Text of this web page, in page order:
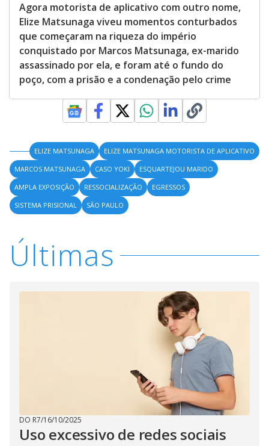
Agora motorista de aplicativo com outro nome,
Elize Matsunaga viveu momentos conturbados
que começaram na riqueza do império
conquistado por Marcos Matsunaga, ex-marido
assassinado por ela, e foram até o fundo do
poço, com a prisão e a condenação pelo crime
ELIZE MATSUNAGA
ELIZE MATSUNAGA MOTORISTA DE APLICATIVO
MARCOS MATSUNAGA
CASO YOKI
ESQUARTEJOU MARIDO
AMPLA EXPOSIÇÃO
RESSOCIALIZAÇÃO
EGRESSOS
SISTEMA PRISIONAL
SÃO PAULO
Últimas
DO R7/16/10/2025
Uso excessivo de redes sociais